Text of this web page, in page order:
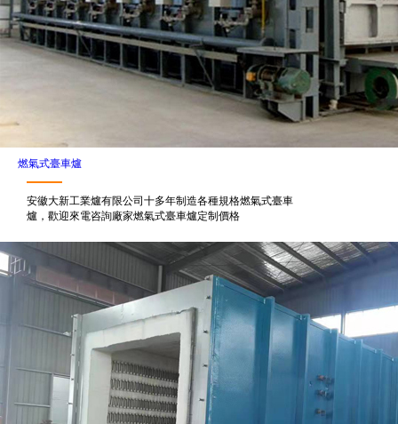
燃氣式臺車爐
安徽大新工業爐有限公司十多年制造各種規格燃氣式臺車
爐，歡迎來電咨詢廠家燃氣式臺車爐定制價格